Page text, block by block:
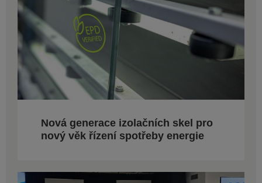
Nová generace izolačních skel pro
nový věk řízení spotřeby energie